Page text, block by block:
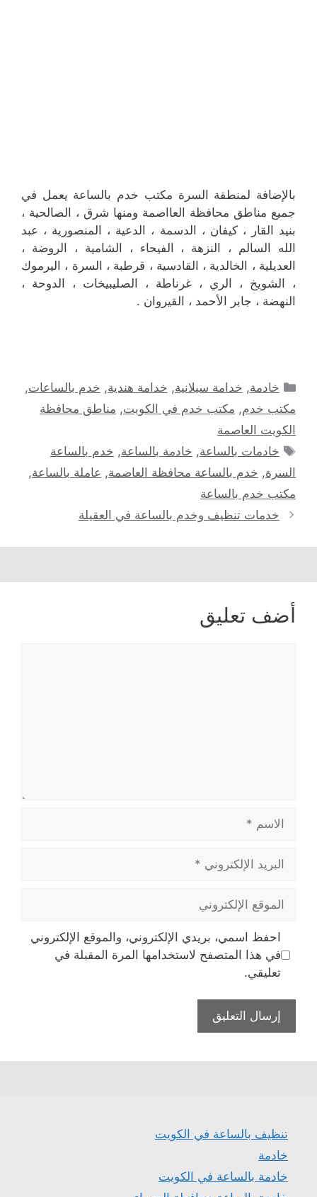
بالإضافة لمنطقة السرة مكتب خدم بالساعة يعمل في
جميع مناطق محافظة العااصمة ومنها شرق ، الصالحية ،
بنيد القار ، كيفان ، الدسمة ، الدعية ، المنصورية ، عبد
الله السالم ، النزهة ، الفيحاء ، الشامية ، الروضة ،
العديلية ، الخالدية ، القادسية ، قرطبة ، السرة ، اليرموك
، الشويخ ، الري ، غرناطة ، الصليبيخات ، الدوحة ،
النهضة ، جابر الأحمد ، القيروان .
التصنيفات
خادمة, خدامة سيلانية, خدامة هندية, خدم بالساعات,
مكتب خدم, مكتب خدم في الكويت, مناطق محافظة
الكويت العاصمة
الوسوم
خادمات بالساعة, خادمة بالساعة, خدم بالساعة
السرة, خدم بالساعة محافظة العاصمة, عاملة بالساعة,
مكتب خدم بالساعة
خدمات تنظيف وخدم بالساعة في العقيلة
أضف تعليق
الإلكتروني
الإلكتروني
احفظ اسمي، بريدي الإلكتروني، والموقع الإلكتروني
في هذا المتصفح لاستخدامها المرة المقبلة في
تعليقي.
تنظيف بالساعة في الكويت
خادمة
خادمة بالساعة في الكويت